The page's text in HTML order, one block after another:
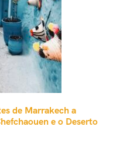
de Marrakech a
e o Deserto